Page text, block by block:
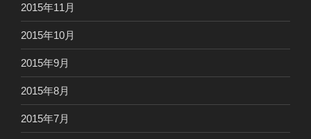
2015年11月
2015年10月
2015年9月
2015年8月
2015年7月